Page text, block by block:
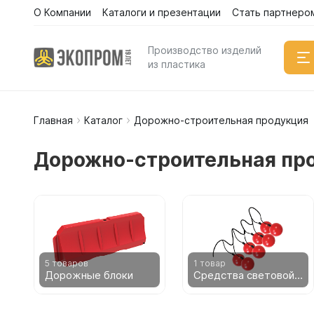
Каталог
О Компании Каталоги и презентации Стать
Производство изделий
из пластика
Емкости
Емкости
Емкости
Главная Каталог Дорожно-строительная продукция
Дорожно-строительная
5 товаров
Дорожные блоки
1 товар
Средства световой сигнализации